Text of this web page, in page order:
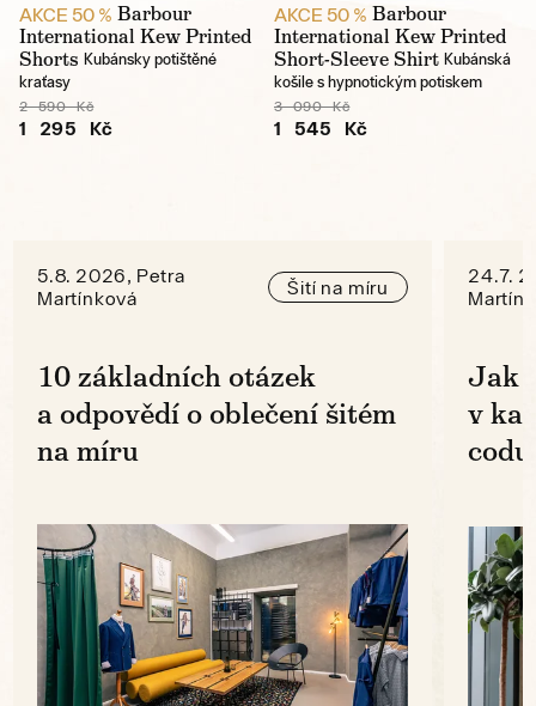
AKCE 50 % Barbour
International Kew Printed
Shorts Kubánsky potištěné
kraťasy
2 590 Kč
1 295 Kč
AKCE 50 % Barbour
International Kew Printed
Short-Sleeve Shirt Kubánská
košile s hypnotickým potiskem
3 090 Kč
1 545 Kč
5.8. 2026, Petra
Martínková
Šití na míru
10 základních otázek
a odpovědí o oblečení šitém
na míru
24.7.
Jak
v